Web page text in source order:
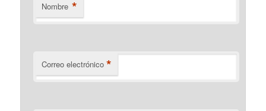
Nombre *
Correo electrónico *